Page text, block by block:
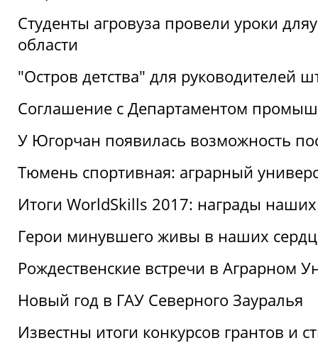
Студенты агровуза провели уроки
области
"Остров детства" для руководителей
Соглашение с Департаментом
У Югорчан появилась возможность
Тюмень спортивная: аграрный
Итоги WorldSkills 2017: награды наших
Герои минувшего живы в наших
Рождественские встречи в Аграрном
Новый год в ГАУ Северного Зауралья
Известны итоги конкурсов грантов и